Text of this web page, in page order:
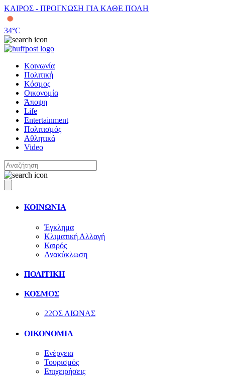
ΚΑΙΡΟΣ - ΠΡΟΓΝΩΣΗ ΓΙΑ ΚΑΘΕ ΠΟΛΗ
34°C
Κοινωνία
Πολιτική
Κόσμος
Οικονομία
Άποψη
Life
Entertainment
Πολιτισμός
Αθλητικά
Video
ΚΟΙΝΩΝΙΑ
Έγκλημα
Κλιματική Αλλαγή
Καιρός
Ανακύκλωση
ΠΟΛΙΤΙΚΗ
ΚΟΣΜΟΣ
22ΟΣ ΑΙΩΝΑΣ
ΟΙΚΟΝΟΜΙΑ
Ενέργεια
Τουρισμός
Επιχειρήσεις